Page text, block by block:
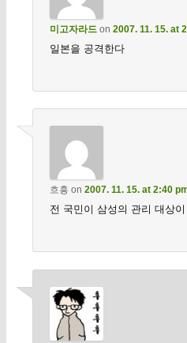
미고자라드 on 2007. 11. 15. at
일본을 공격한다
흐흥 on 2007. 11. 15. at 2:40
전 국민이 삼성의 관리 대상